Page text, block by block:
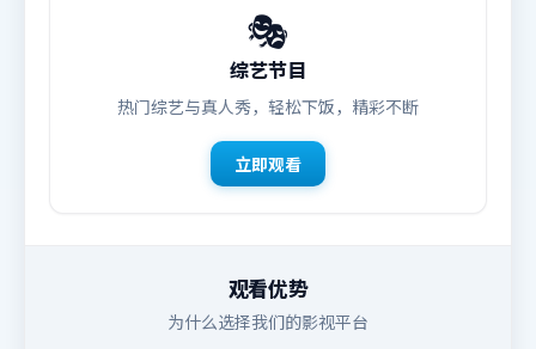
🎭
综艺节目
热门综艺与真人秀，轻松下饭，精彩不断
立即观看
观看优势
为什么选择我们的影视平台